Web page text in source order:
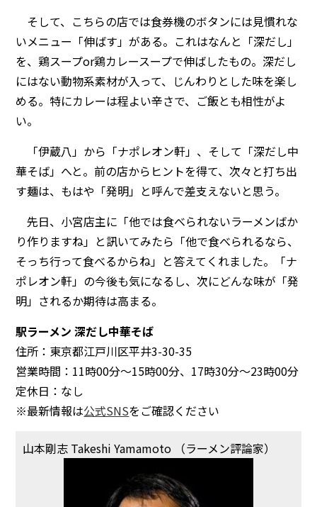
そして、こちらの店では食券機のボタンには見慣れな
いメニュー「伸ばす」がある。これはなんと「深だし」
を、鶏スープor鶏カレースープで伸ばしたもの。深だし
にはない動物系素材が入って、じんわりとした味を楽し
める。特にカレーは程よい辛さで、ご飯とも相性がよ
い。
「伊蔵八」から「ナポレオン軒」、そして「深だし中
華そば」へと。前の店からヒントを得て、次々と打ち出
す麺は、もはや「発明」と呼んで差支えないと思う。
先日、小宮店主に「他では食べられないラーメンばか
り作りますね」と訊いてみたら「他で食べられるなら、
そっち行って食べるからね」と答えてくれました。「ナ
ポレオン軒」の今後も気になるし、次にどんな味が「発
明」されるか期待は高まる。
駅ラーメン 深だし中華そば
住所：東京都江戸川区平井3-30-35
営業時間：11時00分～15時00分、17時30分～23時00分
定休日：なし
※最新情報は公式SNSをご確認ください
山本剛志 Takeshi Yamamoto （ラーメン評論家）